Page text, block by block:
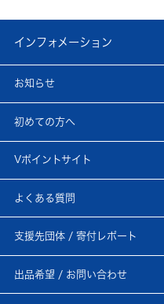
インフォメーション
お知らせ
初めての方へ
Vポイントサイト
よくある質問
支援先団体 / 寄付レポート
出品希望 / お問い合わせ